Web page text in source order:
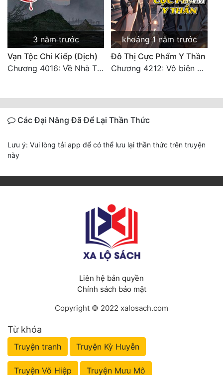
3 năm trước
Vạn Tộc Chi Kiếp (Dịch)
Chương 4016: Về Nhà Thôi... (Đại Kết Cục)
khoảng 1 năm trước
Đô Thị Cực Phẩm Y Thần
Chương 4212: Vô biên hắc ám
Các Đại Năng Đã Để Lại Thần Thức
Lưu ý: Vui lòng tải app để có thể lưu lại thần thức trên truyện
này
Liên hệ bản quyền
Chính sách bảo mật
Copyright © 2022 xalosach.com
Từ khóa
Truyện tranh Truyện Kỳ Huyễn
Truyện Võ Hiệp Truyện Mưu Mô